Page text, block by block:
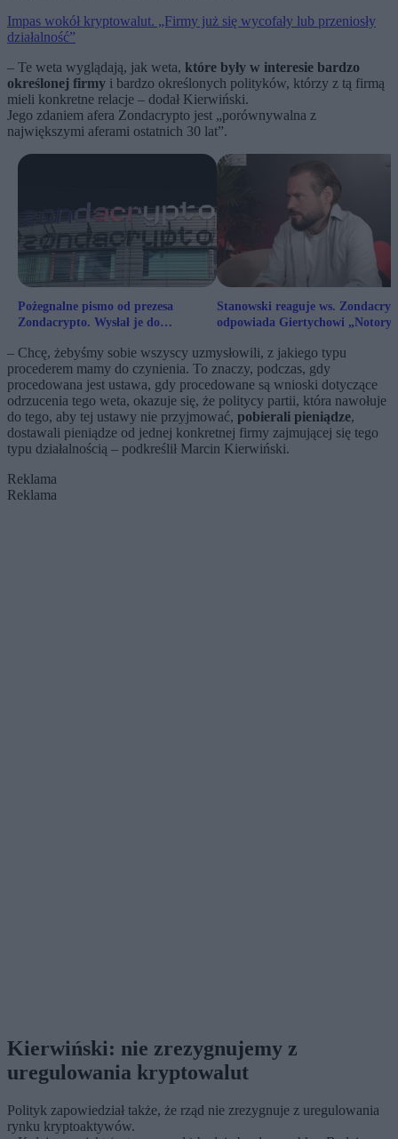
Impas wokół kryptowalut. „Firmy już się wycofały lub przeniosły
działalność”
– Te weta wyglądają, jak weta, które były w interesie bardzo
określonej firmy i bardzo określonych polityków, którzy z tą firmą
mieli konkretne relacje – dodał Kierwiński.
Jego zdaniem afera Zondacrypto jest „porównywalna z
największymi aferami ostatnich 30 lat”.
Pożegnalne pismo od prezesa
Zondacrypto. Wysłał je do
Stanowski reaguje ws.
odpowiada Giertychowi
– Chcę, żebyśmy sobie wszyscy uzmysłowili, z jakiego typu
procederem mamy do czynienia. To znaczy, podczas, gdy
procedowana jest ustawa, gdy procedowane są wnioski dotyczące
odrzucenia tego weta, okazuje się, że politycy partii, która nawołuje
do tego, aby tej ustawy nie przyjmować, pobierali pieniądze,
dostawali pieniądze od jednej konkretnej firmy zajmującej się tego
typu działalnością – podkreślił Marcin Kierwiński.
Reklama
Reklama
Kierwiński: nie zrezygnujemy z
uregulowania kryptowalut
Polityk zapowiedział także, że rząd nie zrezygnuje z uregulowania
rynku kryptoaktywów.